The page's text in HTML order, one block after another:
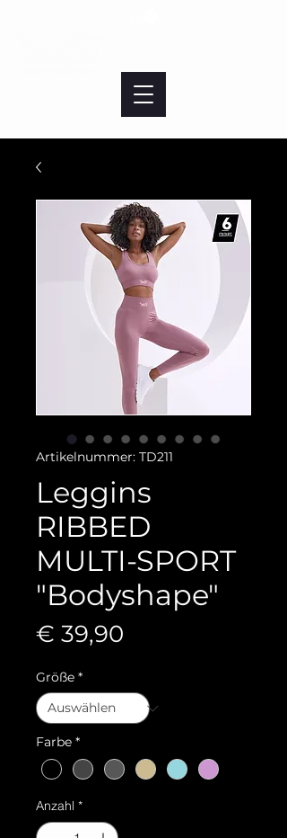
Artikelnummer: TD211
Leggins
RIBBED
MULTI-SPORT
"Bodyshape"
€ 39,90
Größe *
Farbe *
Anzahl *